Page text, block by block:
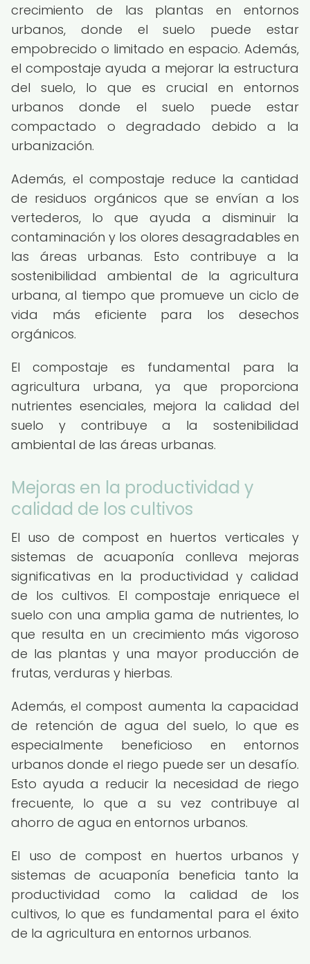
crecimiento de las plantas en entornos
urbanos, donde el suelo puede estar
empobrecido o limitado en espacio. Además,
el compostaje ayuda a mejorar la estructura
del suelo, lo que es crucial en entornos
urbanos donde el suelo puede estar
compactado o degradado debido a la
urbanización.
Además, el compostaje reduce la cantidad
de residuos orgánicos que se envían a los
vertederos, lo que ayuda a disminuir la
contaminación y los olores desagradables en
las áreas urbanas. Esto contribuye a la
sostenibilidad ambiental de la agricultura
urbana, al tiempo que promueve un ciclo de
vida más eficiente para los desechos
orgánicos.
El compostaje es fundamental para la
agricultura urbana, ya que proporciona
nutrientes esenciales, mejora la calidad del
suelo y contribuye a la sostenibilidad
ambiental de las áreas urbanas.
Mejoras en la productividad y
calidad de los cultivos
El uso de compost en huertos verticales y
sistemas de acuaponía conlleva mejoras
significativas en la productividad y calidad
de los cultivos. El compostaje enriquece el
suelo con una amplia gama de nutrientes, lo
que resulta en un crecimiento más vigoroso
de las plantas y una mayor producción de
frutas, verduras y hierbas.
Además, el compost aumenta la capacidad
de retención de agua del suelo, lo que es
especialmente beneficioso en entornos
urbanos donde el riego puede ser un desafío.
Esto ayuda a reducir la necesidad de riego
frecuente, lo que a su vez contribuye al
ahorro de agua en entornos urbanos.
El uso de compost en huertos urbanos y
sistemas de acuaponía beneficia tanto la
productividad como la calidad de los
cultivos, lo que es fundamental para el éxito
de la agricultura en entornos urbanos.